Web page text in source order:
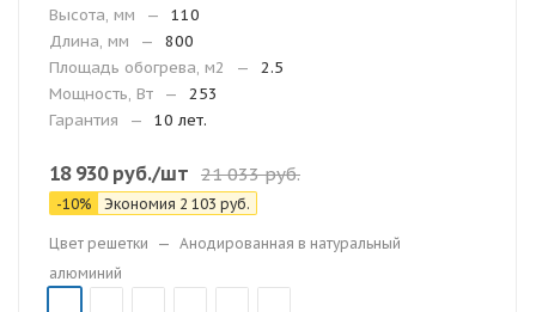
Высота, мм
—
110
Длина, мм
—
800
Площадь обогрева, м2
—
2.5
Мощность, Вт
—
253
Гарантия
— 10 лет.
18 930руб./шт 21 033руб.
-10% Экономия 2 103 руб.
Цвет решетки — Анодированная в натуральный
алюминий